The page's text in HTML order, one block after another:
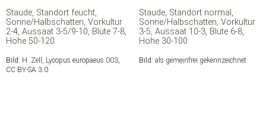
Staude, Standort feucht,
Sonne/Halbschatten, Vorkultur
2-4, Aussaat 3-5/9-10, Blüte 7-8,
Höhe 50-120
Bild: H. Zell, Lycopus europaeus 003,
CC BY-SA 3.0
Staude, Standort normal,
Sonne/Halbschatten, Vorkultur
3-5, Aussaat 10-3, Blüte 6-8,
Höhe 30-100
Bild: als gemeinfrei gekennzeichnet